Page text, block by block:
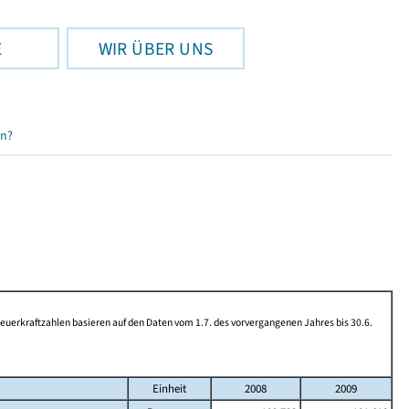
WIR ÜBER UNS
basieren auf den Daten vom 1.7. des vorvergangenen Jahres bis 30.6.
Einheit 2008
2009